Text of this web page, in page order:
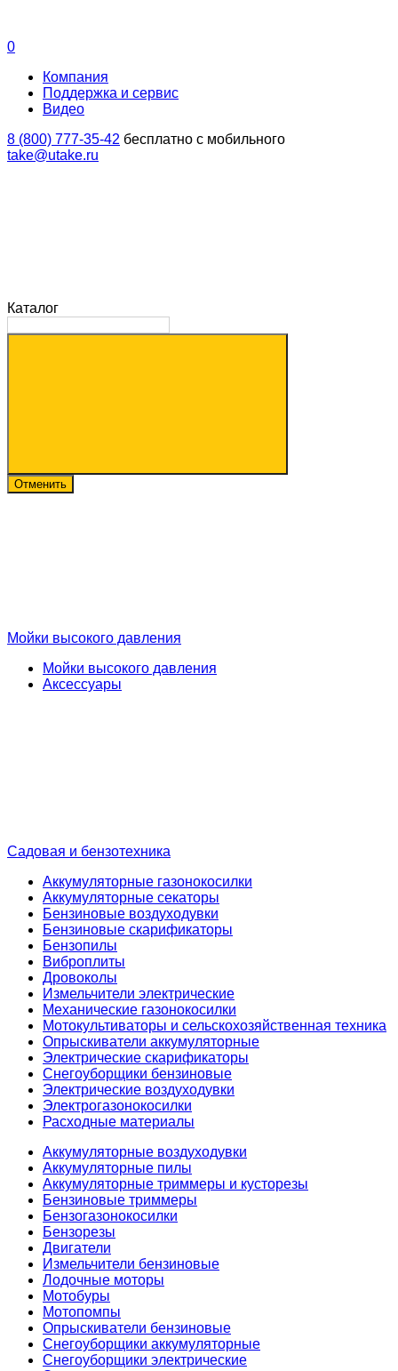
0
Компания
Поддержка и сервис
Видео
8 (800) 777-35-42 бесплатно с мобильного
take@utake.ru
Каталог
Отменить
Мойки высокого давления
Мойки высокого давления
Аксессуары
Садовая и бензотехника
Аккумуляторные газонокосилки
Аккумуляторные секаторы
Бензиновые воздуходувки
Бензиновые скарификаторы
Бензопилы
Виброплиты
Дровоколы
Измельчители электрические
Механические газонокосилки
Мотокультиваторы и сельскохозяйственная техника
Опрыскиватели аккумуляторные
Электрические скарификаторы
Снегоуборщики бензиновые
Электрические воздуходувки
Электрогазонокосилки
Расходные материалы
Аккумуляторные воздуходувки
Аккумуляторные пилы
Аккумуляторные триммеры и кусторезы
Бензиновые триммеры
Бензогазонокосилки
Бензорезы
Двигатели
Измельчители бензиновые
Лодочные моторы
Мотобуры
Мотопомпы
Опрыскиватели бензиновые
Снегоуборщики аккумуляторные
Снегоуборщики электрические